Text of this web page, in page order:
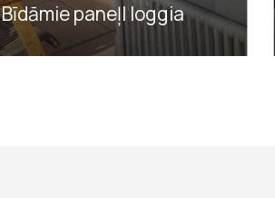
Bīdāmie paneļI loggia